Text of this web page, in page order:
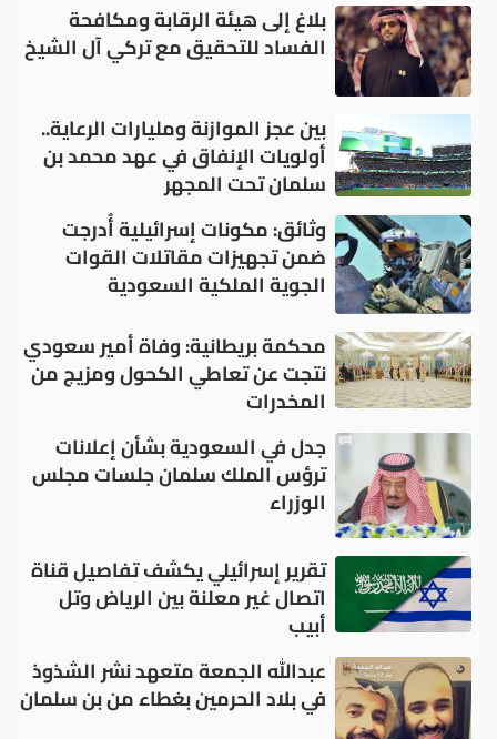
بلاغ إلى هيئة الرقابة ومكافحة
الفساد للتحقيق مع تركي آل الشيخ
بين عجز الموازنة ومليارات الرعاية..
أولويات الإنفاق في عهد محمد بن
سلمان تحت المجهر
وثائق: مكونات إسرائيلية أُدرجت
ضمن تجهيزات مقاتلات القوات
الجوية الملكية السعودية
محكمة بريطانية: وفاة أمير سعودي
نتجت عن تعاطي الكحول ومزيج من
المخدرات
جدل في السعودية بشأن إعلانات
ترؤس الملك سلمان جلسات مجلس
الوزراء
تقرير إسرائيلي يكشف تفاصيل قناة
اتصال غير معلنة بين الرياض وتل
أبيب
عبدالله الجمعة متعهد نشر الشذوذ
في بلاد الحرمين بغطاء من بن سلمان